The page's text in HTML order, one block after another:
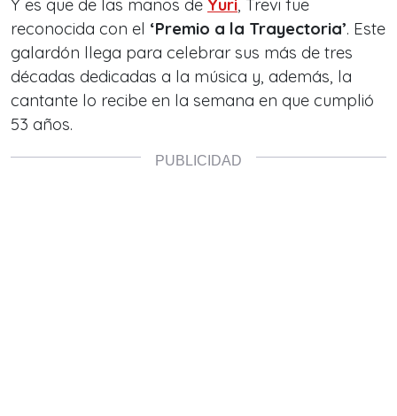
Y es que de las manos de Yuri, Trevi fue
reconocida con el ‘Premio a la Trayectoria’. Este
galardón llega para celebrar sus más de tres
décadas dedicadas a la música y, además, la
cantante lo recibe en la semana en que cumplió
53 años.